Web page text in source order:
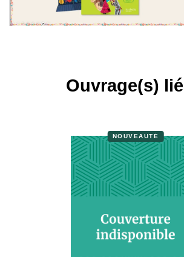
Ouvrage(s)
NOUVEAUTÉ